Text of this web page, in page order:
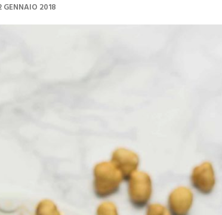
GENNAIO 2018